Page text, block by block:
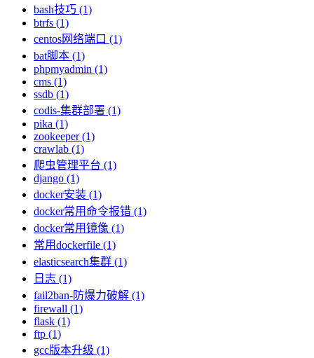
bash技巧 (1)
btrfs (1)
centos网络端口 (1)
bat脚本 (1)
phpmyadmin (1)
cms (1)
ssdb (1)
codis-集群部署 (1)
pika (1)
zookeeper (1)
crawlab (1)
爬虫管理平台 (1)
django (1)
docker安装 (1)
docker常用命令报错 (1)
docker常用镜像 (1)
常用dockerfile (1)
elasticsearch集群 (1)
日志 (1)
fail2ban-防爆力破解 (1)
firewall (1)
flask (1)
ftp (1)
gcc版本升级 (1)